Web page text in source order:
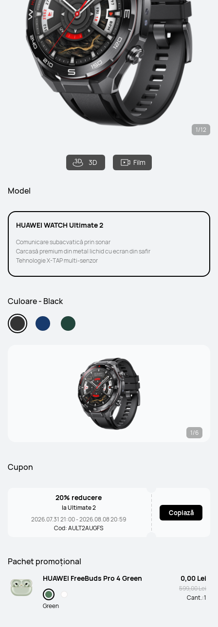
3D Film
1/12
Model
HUAWEI WATCH Ultimate 2
Comunicare subacvatică prin sonar
Carcasă premium din metal lichid cu ecran din safir
Tehnologie X-TAP multi-senzor
Culoare - Black
1/6
Cupon
20% reducere
la Ultimate 2
2026.07.31 21:00 - 2026.08.08 20:59
Cod: AULT2AUGFS
Copiază
Pachet promoţional
HUAWEI FreeBuds Pro 4 Green
Green
0,00 Lei
599,00 Lei
Cant.:1